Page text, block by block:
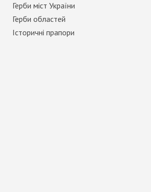
Герби міст України
Герби областей
Історичні прапори